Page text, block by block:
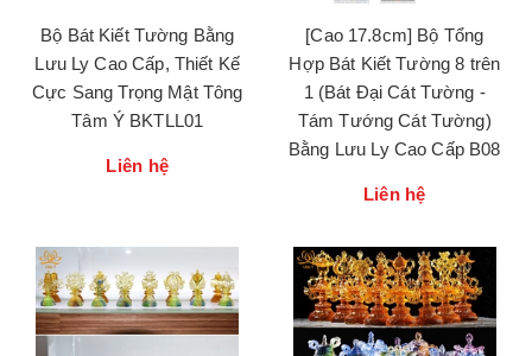
Bộ Bát Kiết Tường Bằng
Lưu Ly Cao Cấp, Thiết Kế
Cực Sang Trọng Mật Tông
Tâm Ý BKTLL01
Liên hệ
[Cao 17.8cm] Bộ Tổng
Hợp Bát Kiết Tường 8 trên
1 (Bát Đại Cát Tường -
Tám Tướng Cát Tường)
Bằng Lưu Ly Cao Cấp B08
Liên hệ